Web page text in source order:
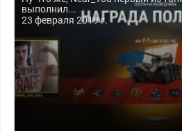
выполнил...
23 февраля 2019 г.